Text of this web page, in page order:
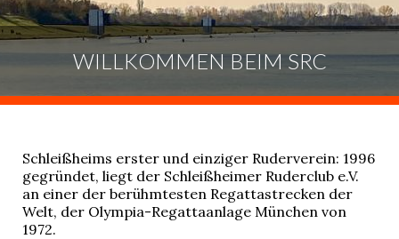
WILLKOMMEN BEIM SRC
Schleißheims erster und einziger Ruderverein: 1996
gegründet, liegt der Schleißheimer Ruderclub e.V.
an einer der berühmtesten Regattastrecken der
Welt, der Olympia-Regattaanlage München von
1972.